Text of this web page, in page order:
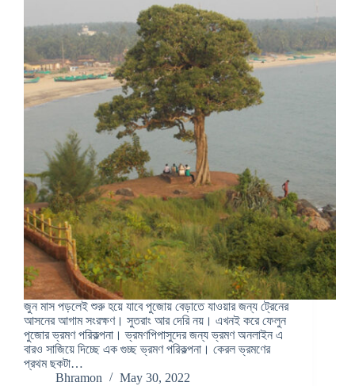
জুন মাস পড়লেই শুরু হয়ে যাবে পুজোয় বেড়াতে যাওয়ার জন্য ট্রেনের
আসনের আগাম সংরক্ষণ। সুতরাং আর দেরি নয়। এখনই করে ফেলুন
পুজোর ভ্রমণ পরিকল্পনা। ভ্রমণপিপাসুদের জন্য ভ্রমণ অনলাইন এ
বারও সাজিয়ে দিচ্ছে এক গুচ্ছ ভ্রমণ পরিকল্পনা। কেরল ভ্রমণের
প্রথম ছকটা…
Bhramon
May 30, 2022